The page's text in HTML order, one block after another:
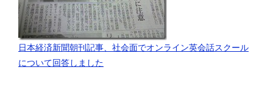
日本経済新聞朝刊記事、社会面でオンライン英会話スクール
について回答しました